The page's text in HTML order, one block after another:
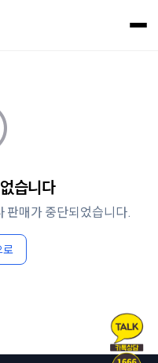
습니다
판매가 중단되었습니다.
로